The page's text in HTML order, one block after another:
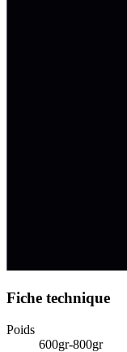
Fiche technique
Poids
600gr-800gr